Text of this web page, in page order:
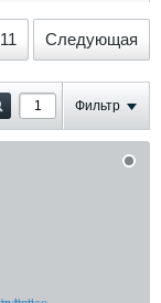
11 Следующая
Фильтр